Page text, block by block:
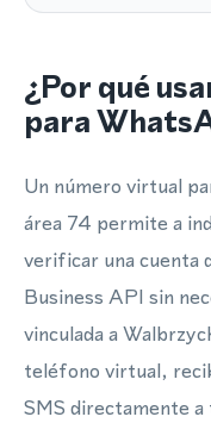
¿Por qué
para
Un número virtual
área 74 permite a
verificar una cuenta
Business API sin
vinculada a
teléfono virtual,
SMS directamente